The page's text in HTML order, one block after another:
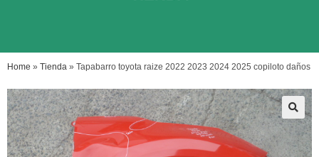
Home » Tienda » Tapabarro toyota raize 2022 2023 2024 2025 copiloto daños